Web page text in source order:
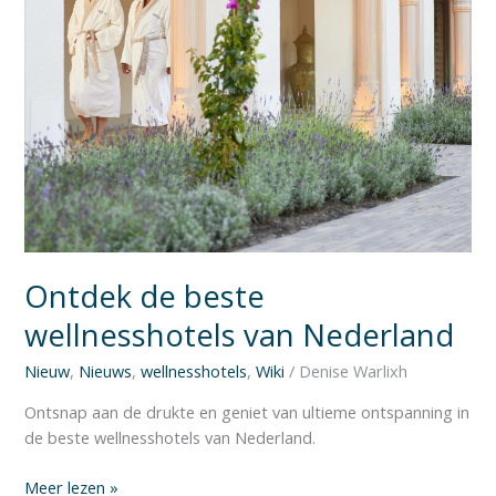
Ontdek de beste
wellnesshotels van Nederland
Nieuw, Nieuws,wellnesshotels,Wiki / Denise Warlixh
Ontsnap aan de drukte en geniet van ultieme ontspanning in
de beste wellnesshotels van Nederland.
Meer lezen »